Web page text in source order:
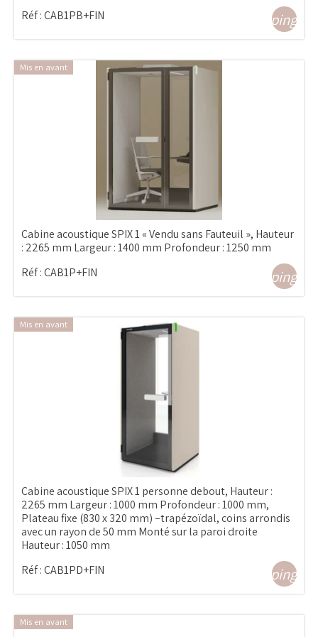
Réf :CAB1PB+FIN
Mis en avant
Cabine acoustique SPIX 1 « Vendu sans Fauteuil », Hauteur
: 2265 mm Largeur : 1400 mm Profondeur : 1250 mm
Réf :CAB1P+FIN
Mis en avant
Cabine acoustique SPIX 1 personne debout, Hauteur :
2265 mm Largeur : 1000 mm Profondeur : 1000 mm,
Plateau fixe (830 x 320 mm) –trapézoïdal, coins arrondis
avec un rayon de 50 mm Monté sur la paroi droite
Hauteur : 1050 mm
Réf :CAB1PD+FIN
Mis en avant